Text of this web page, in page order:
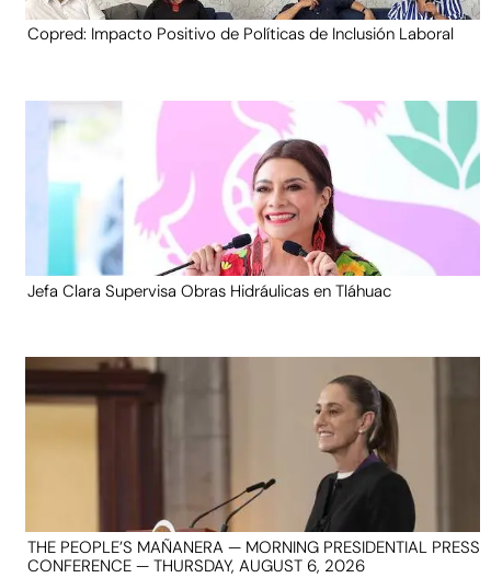
Copred: Impacto Positivo de Políticas de Inclusión Laboral
Jefa Clara Supervisa Obras Hidráulicas en Tláhuac
THE PEOPLE’S MAÑANERA — MORNING PRESIDENTIAL PRESS
CONFERENCE — THURSDAY, AUGUST 6, 2026